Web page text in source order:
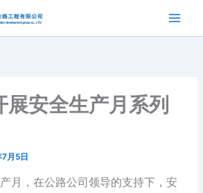
展安全生产月系列
月5日
月，在公路公司领导的支持下，安